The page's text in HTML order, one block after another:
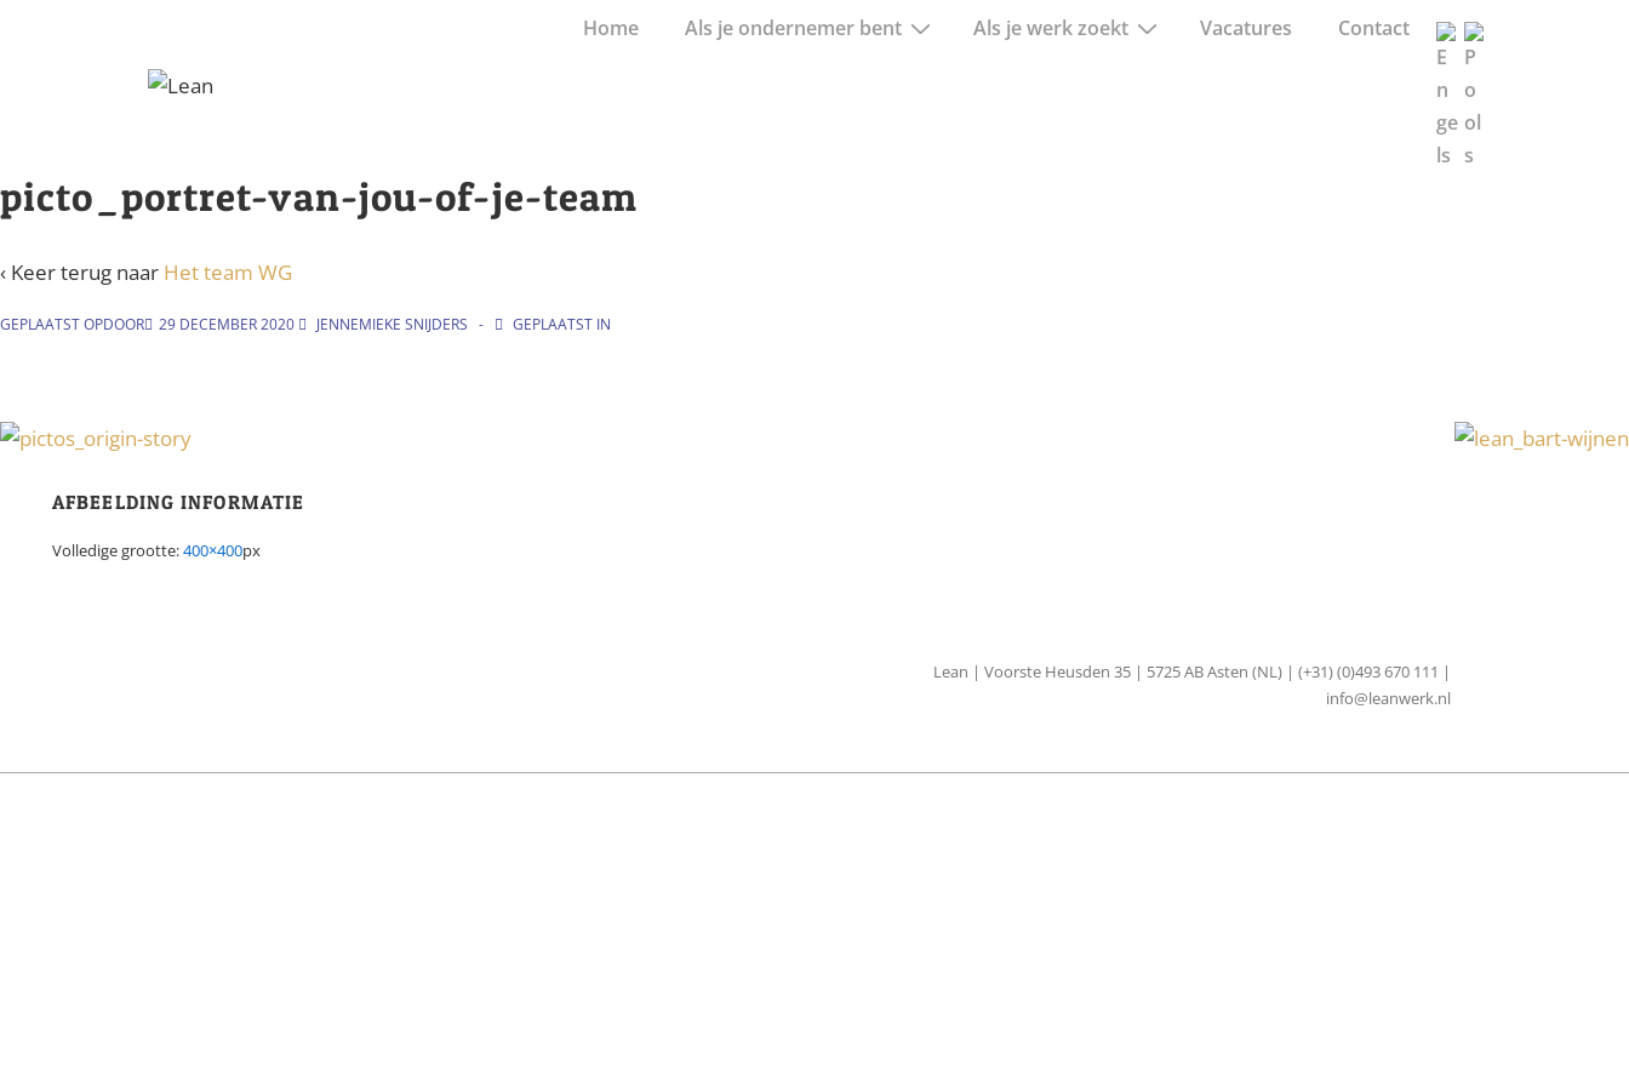
Hoofd
Home Als je ondernemer bent Als je werk zoekt Vacatures Contact
picto_portret-van-jou-of-je-team
‹ Keer terug naar Het team WG
GEPLAATST OPDOOR 29 DECEMBER 2020 JENNEMIEKE SNIJDERS GEPLAATST IN
AFBEELDING INFORMATIE
Volledige grootte:400×400px
Lean | Voorste Heusden 35 | 5725 AB Asten (NL) | (+31) (0)493 670 111 |
info@leanwerk.nl